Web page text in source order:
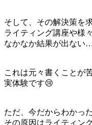
そして、その解決策を
ライティング講座や様
なかなか結果が出ない
これは元々書くことが
実体験です😢
ただ、今だからわかっ
その原因はライティン